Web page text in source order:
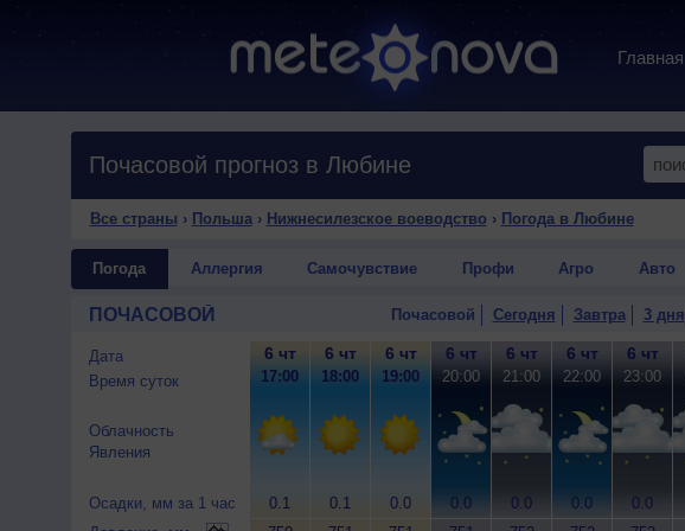
Главная
Почасовой прогноз в Любине
Все страны › Польша› Нижнесилезское воеводство › Погода в Любине
Погода Аллергия Самочувствие Профи Агро Авто
ПОЧАСОВОЙ Почасовой Сегодня Завтра 3 дня
Дата
Время суток
Облачность
Явления
Осадки, мм за 1 час
6 чт
17:00
0.1
6 чт
18:00
0.1
6 чт
19:00
0.0
6 чт
20:00
0.0
6 чт
21:00
0.0
6 чт
22:00
0.0
6 чт
23:00
0.0